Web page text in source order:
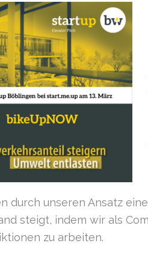
durch unseren Ansatz
steigt, indem wir als
zu arbeiten.